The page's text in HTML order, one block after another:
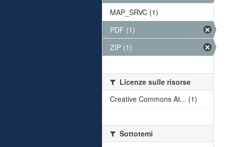
MAP_SRVC (1)
PDF (1)
ZIP (1)
Licenze sulle risorse
Creative Commons At... (1)
Sottotemi